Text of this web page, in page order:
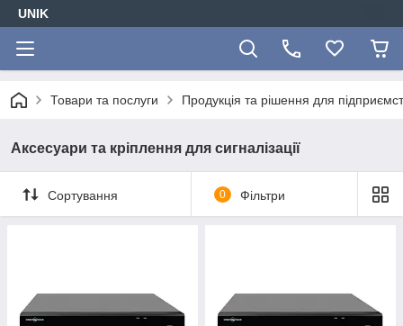
UNIK
Товари та послуги Продукція та рішення для
Аксесуари та кріплення для сигналізації
Сортування 0 Фільтри